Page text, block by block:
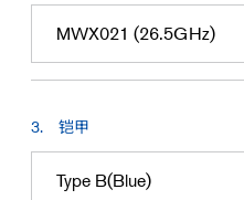
查找感兴趣的产品
铠甲